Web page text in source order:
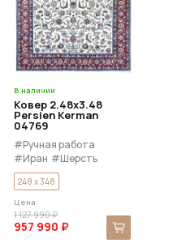
В наличии
Ковер 2.48x3.48
Persien Kerman
04769
#Ручная работа
#Иран #Шерсть
#Шёлк
248 x 348
Цена:
1 127 990 ₽
957 990 ₽